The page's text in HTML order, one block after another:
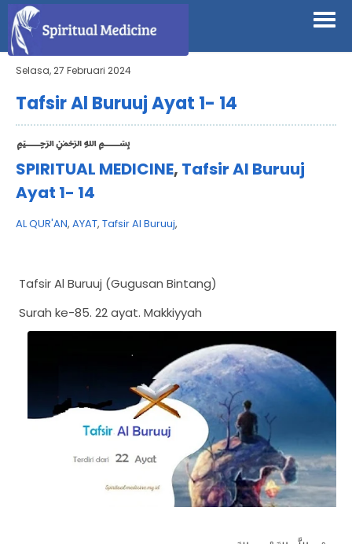
Selasa, 27 Februari 2024
Tafsir Al Buruuj Ayat 1- 14
﷽
SPIRITUAL MEDICINE, Tafsir Al Buruuj
Ayat 1- 14
AL QUR'AN, AYAT, Tafsir Al Buruuj,
Tafsir Al Buruuj (Gugusan Bintang)
Surah ke-85. 22 ayat. Makkiyyah